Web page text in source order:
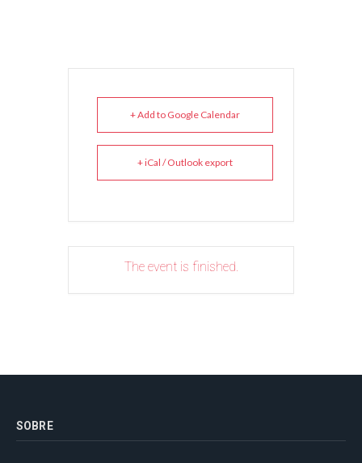
+ Add to Google Calendar
+ iCal / Outlook export
The event is finished.
SOBRE